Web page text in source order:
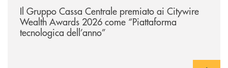
Il Gruppo Cassa Centrale premiato ai Citywire
Wealth Awards 2026 come “Piattaforma
tecnologica dell’anno”